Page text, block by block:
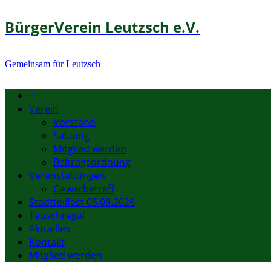
BürgerVerein Leutzsch e.V.
Gemeinsam für Leutzsch
⌂
Verein
Vorstand
Satzung
Mitglied werden
Beitragsordnung
Veranstaltungen
Gewerbetreff
Stadtteilfest 05.09.2026
Tauschregal
Aktuelles
Kontakt
Mitglied werden